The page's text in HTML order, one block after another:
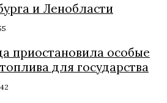
и Ленобласти
приостановила особые
для государства